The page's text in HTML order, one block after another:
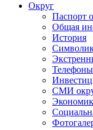
Округ
Паспорт
Общая
История
СМИ